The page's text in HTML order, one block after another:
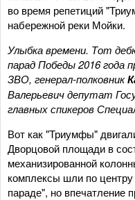
во время репетиций
набережной реки Мойки.
Улыбка времени. Тот
парад Победы 2016 года
ЗВО, генерал-полковник
Валерьевич депутат
главных спикеров
Вот как "Триумфы"
Дворцовой площади в
механизированной
комплексы шли по
параде", но впечатление